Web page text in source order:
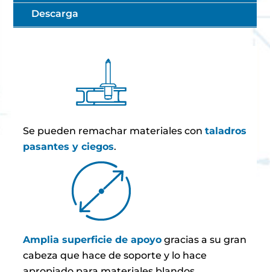
Descarga
Se pueden remachar materiales contaladros
pasantes y ciegos.
Amplia superficie de apoyo gracias a su gran
cabeza que hace de soporte y lo hace